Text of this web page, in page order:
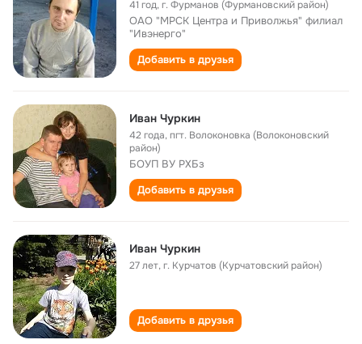
41 год,г. Фурманов (Фурмановский район)
ОАО "МРСК Центра и Приволжья" филиал
"Ивэнерго"
Добавить в друзья
Иван Чуркин
42 года,пгт. Волоконовка (Волоконовский
район)
БОУП ВУ РХБз
Добавить в друзья
Иван Чуркин
27 лет,г. Курчатов (Курчатовский район)
Добавить в друзья